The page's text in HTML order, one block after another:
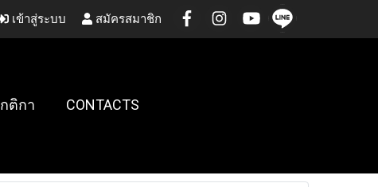
เข้าสู่ระบบ สมัครสมาชิก
กติกา CONTACTS